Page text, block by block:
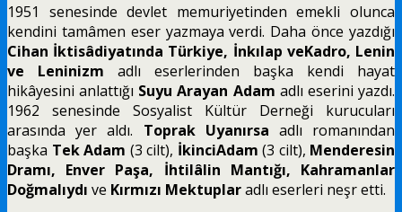
1951 senesinde devlet memuriyetinden emekli olunca
kendini tamâmen eser yazmaya verdi. Daha önce yazdığı
Cihan İktisâdiyatında Türkiye, İnkılap veKadro, Lenin
ve Leninizm adlı eserlerinden başka kendi hayat
hikâyesini anlattığı Suyu Arayan Adam adlı eserini yazdı.
1962 senesinde Sosyalist Kültür Derneği kurucuları
arasında yer aldı. Toprak Uyanırsa adlı romanından
başka Tek Adam (3 cilt), İkinciAdam (3 cilt), Menderesin
Dramı, Enver Paşa, İhtilâlin Mantığı, Kahramanlar
Doğmalıydı ve Kırmızı Mektuplaradlı eserleri neşr etti.